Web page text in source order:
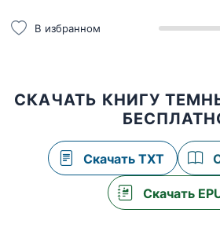
В избранном
СКАЧАТЬ КНИГУ
Скачать TXT
Скачать